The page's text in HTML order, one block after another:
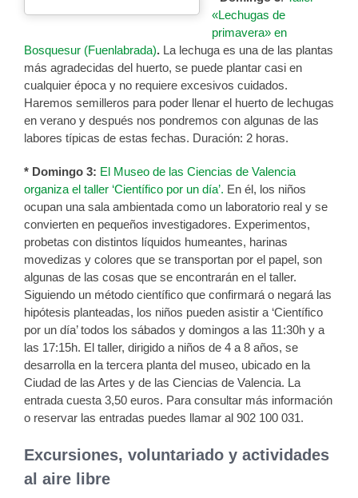
«Lechugas de
primavera» en
Bosquesur (Fuenlabrada). La lechuga es una de las plantas
más agradecidas del huerto, se puede plantar casi en
cualquier época y no requiere excesivos cuidados.
Haremos semilleros para poder llenar el huerto de lechugas
en verano y después nos pondremos con algunas de las
labores típicas de estas fechas. Duración: 2 horas.
* Domingo 3: El Museo de las Ciencias de Valencia
organiza el taller ‘Científico por un día’. En él, los niños
ocupan una sala ambientada como un laboratorio real y se
convierten en pequeños investigadores. Experimentos,
probetas con distintos líquidos humeantes, harinas
movedizas y colores que se transportan por el papel, son
algunas de las cosas que se encontrarán en el taller.
Siguiendo un método científico que confirmará o negará las
hipótesis planteadas, los niños pueden asistir a ‘Científico
por un día’ todos los sábados y domingos a las 11:30h y a
las 17:15h. El taller, dirigido a niños de 4 a 8 años, se
desarrolla en la tercera planta del museo, ubicado en la
Ciudad de las Artes y de las Ciencias de Valencia. La
entrada cuesta 3,50 euros. Para consultar más información
o reservar las entradas puedes llamar al 902 100 031.
Excursiones, voluntariado y actividades
al aire libre